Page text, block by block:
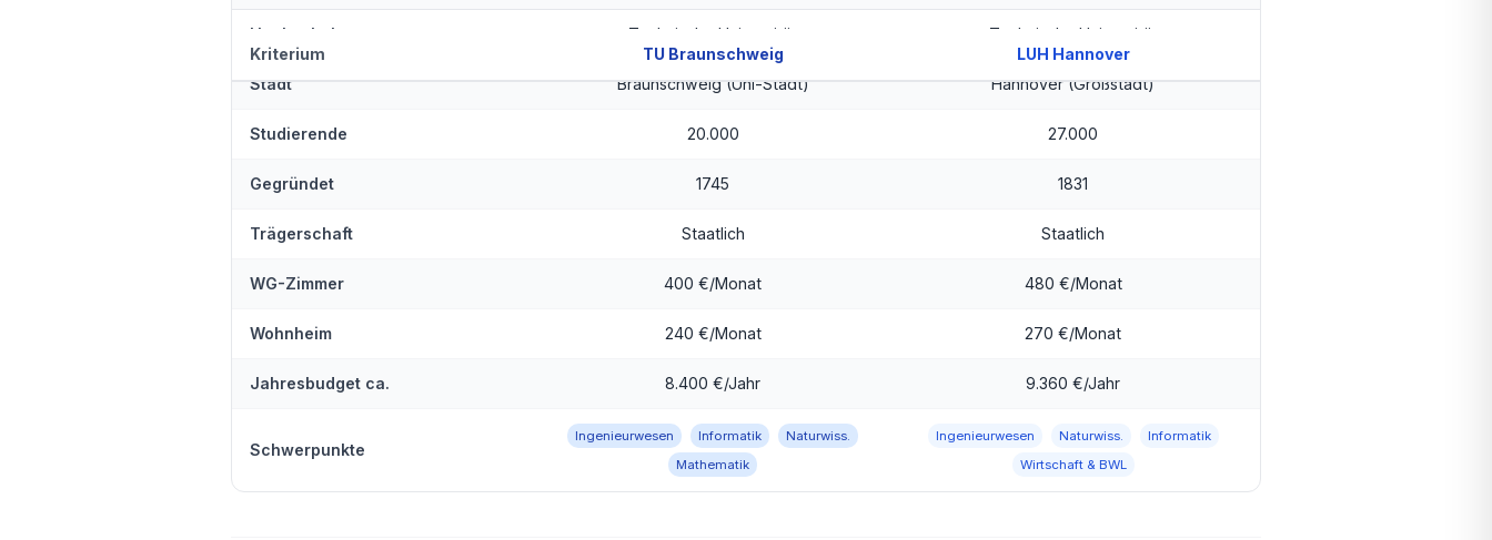
Kriterium TU Braunschweig LUH Hannover
Hochschultyp Technische Universität Technische Universität
Stadt Braunschweig (Uni-Stadt) Hannover (Großstadt)
Studierende 20.000 27.000
Gegründet 1745 1831
Trägerschaft Staatlich Staatlich
WG-Zimmer 400 €/Monat 480 €/Monat
Wohnheim 240 €/Monat 270 €/Monat
Jahresbudget ca. 8.400 €/Jahr 9.360 €/Jahr
Schwerpunkte
Ingenieurwesen Informatik
Naturwiss.
Mathematik
Ingenieurwesen Naturwiss.
Informatik
Wirtschaft & BWL